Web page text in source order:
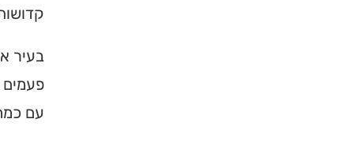
בעיר
פעמים
עם